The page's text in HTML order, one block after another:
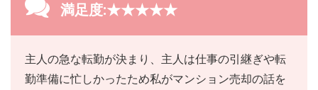
満足度:★★★★★
主人の急な転勤が決まり、主人は仕事の引継ぎや転
勤準備に忙しかったため私がマンション売却の話を